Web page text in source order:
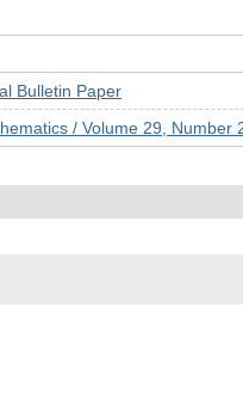
Bulletin Paper
/ Volume 29, Number